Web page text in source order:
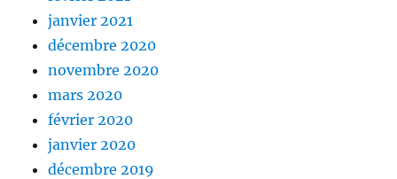
janvier 2021
décembre 2020
novembre 2020
mars 2020
février 2020
janvier 2020
décembre 2019